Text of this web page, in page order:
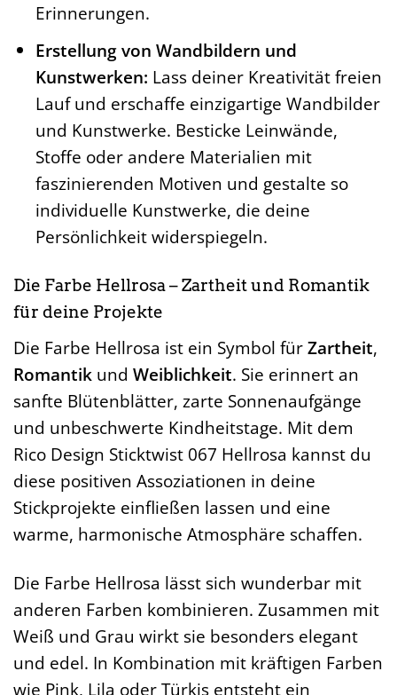
Erinnerungen.
Erstellung von Wandbildern und
Kunstwerken: Lass deiner Kreativität freien
Lauf und erschaffe einzigartige Wandbilder
und Kunstwerke. Besticke Leinwände,
Stoffe oder andere Materialien mit
faszinierenden Motiven und gestalte so
individuelle Kunstwerke, die deine
Persönlichkeit widerspiegeln.
Die Farbe Hellrosa – Zartheit und Romantik
für deine Projekte
Die Farbe Hellrosa ist ein Symbol fürZartheit,
Romantik und Weiblichkeit. Sie erinnert an
sanfte Blütenblätter, zarte Sonnenaufgänge
und unbeschwerte Kindheitstage. Mit dem
Rico Design Sticktwist 067 Hellrosa kannst du
diese positiven Assoziationen in deine
Stickprojekte einfließen lassen und eine
warme, harmonische Atmosphäre schaffen.
Die Farbe Hellrosa lässt sich wunderbar mit
anderen Farben kombinieren. Zusammen mit
Weiß und Grau wirkt sie besonders elegant
und edel. In Kombination mit kräftigen Farben
wie Pink, Lila oder Türkis entsteht ein